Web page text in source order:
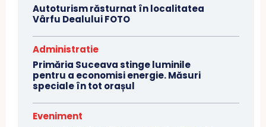
Autoturism răsturnat în localitatea
Vârfu Dealului FOTO
Administratie
Primăria Suceava stinge luminile
pentru a economisi energie. Măsuri
speciale în tot orașul
Eveniment